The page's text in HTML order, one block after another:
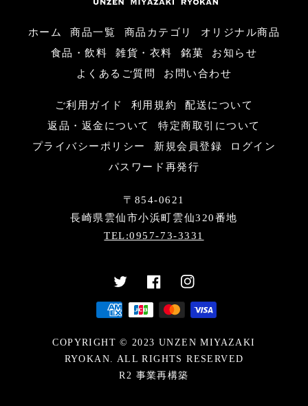
ホーム 商品一覧 商品カテゴリ
オリジナル商品
食品・飲料
雑貨・衣料 銘菓
お知らせ
よくあるご質問
お問い合わせ
ご利用ガイド 利用規約
配送について
返品・返金について
特定商取引について
プライバシーポリシー
新規会員登録
ログイン
パスワード再発行
〒854-0621
長崎県雲仙市小浜町雲仙320番地
TEL:0957-73-3331
COPYRIGHT © 2023 UNZEN MIYAZAKI
RYOKAN. ALL RIGHTS RESERVED
R2 事業再構築